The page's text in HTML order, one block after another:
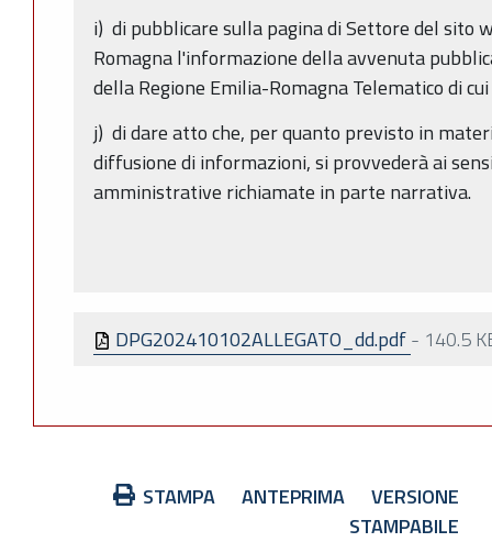
i) di pubblicare sulla pagina di Settore del sito
Romagna l'informazione della avvenuta
della Regione Emilia-Romagna Telematico di
j) di dare atto che, per quanto previsto in
diffusione di informazioni, si provvederà ai
amministrative richiamate in parte narrativa.
DPG202410102ALLEGATO_dd.pdf- 140.5
STAMPA ANTEPRIMA
VERSIONE
STAMPABILE